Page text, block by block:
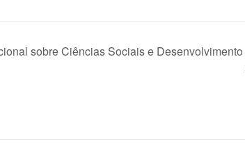
sobre Ciências Sociais e Desenvolvimento